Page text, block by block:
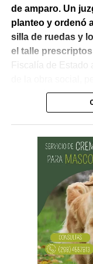
de amparo. Un
planteo y ordenó
silla de ruedas y
el talle
Fiscalía de Estado
confirmó el fallo.
vinculada con
contrataciones
médica», y no con
señaló que la silla
que las
El Superior
alcanzaban para
obra social puso